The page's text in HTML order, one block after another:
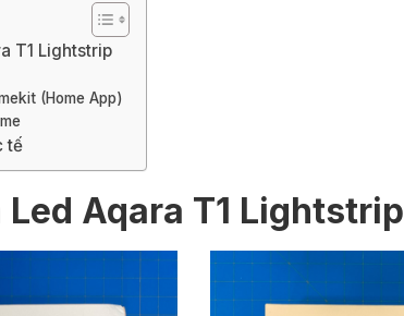
T1 Lightstrip
(Home App)
tế
Led Aqara T1 Lightstrip